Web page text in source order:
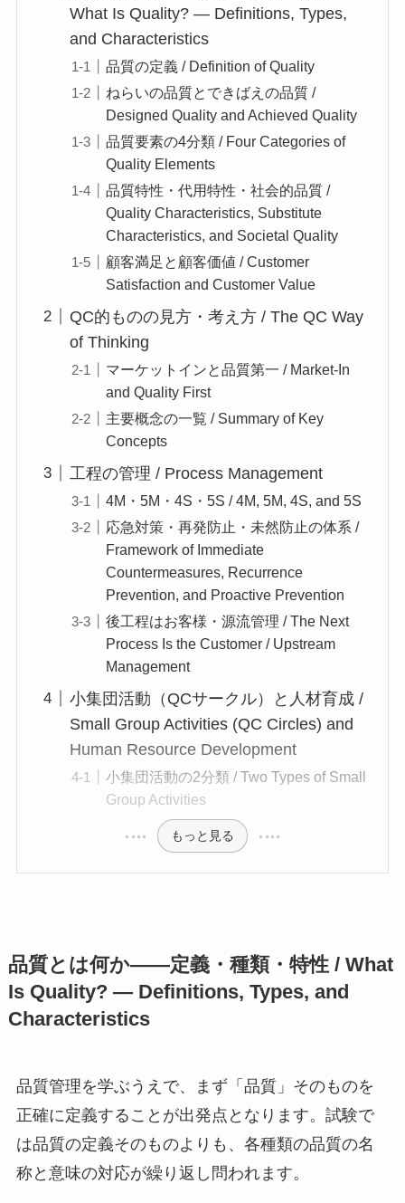
What Is Quality? — Definitions, Types,
and Characteristics
品質の定義 / Definition of Quality
ねらいの品質とできばえの品質 /
Designed Quality and Achieved Quality
品質要素の4分類 / Four Categories of
Quality Elements
品質特性・代用特性・社会的品質 /
Quality Characteristics, Substitute
Characteristics, and Societal Quality
顧客満足と顧客価値 / Customer
Satisfaction and Customer Value
QC的ものの見方・考え方 / The QC Way
of Thinking
マーケットインと品質第一 / Market-In
and Quality First
主要概念の一覧 / Summary of Key
Concepts
工程の管理 / Process Management
4M・5M・4S・5S / 4M, 5M, 4S, and 5S
応急対策・再発防止・未然防止の体系 /
Framework of Immediate
Countermeasures, Recurrence
Prevention, and Proactive Prevention
後工程はお客様・源流管理 / The Next
Process Is the Customer / Upstream
Management
小集団活動（QCサークル）と人材育成 /
Small Group Activities (QC Circles) and
Human Resource Development
小集団活動の2分類 / Two Types of Small
Group Activities
もっと見る
品質とは何か——定義・種類・特性 / What
Is Quality? — Definitions, Types, and
Characteristics
品質管理を学ぶうえで、まず「品質」そのものを
正確に定義することが出発点となります。試験で
は品質の定義そのものよりも、各種類の品質の名
称と意味の対応が繰り返し問われます。